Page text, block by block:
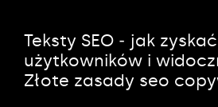
Teksty SEO ‒ jak
użytkowników i
Złote zasady seo